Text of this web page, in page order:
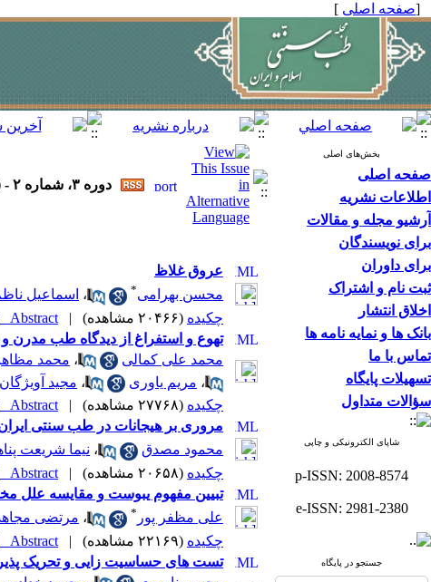
[صفحه اصلی ]
بخش‌های اصلی
صفحه اصلی
اطلاعات نشریه
آرشیو مجله و مقالات
برای نویسندگان
برای داوران
ثبت نام و اشتراک
اخلاق انتشار
بانک ها و نمایه نامه ها
تماس با ما
تسهیلات پایگاه
سؤالات متداول
شاپای الکترونیکی و چاپی
p-ISSN: 2008-8574
e-ISSN: 2981-2380
جستجو در پایگاه
دوره ۳، شماره ۲ - ( تابستان ۱۳۹۱ )
عروق غلاظ
محسن بهرامی* ، اسماعیل
چکیده (۲۰۴۶۶ مشاهده) |
Abstract |
تهوع و استفراغ از دیدگاه طب مدرن و
محمد علی کمالی
، محمد
، مریم یاوری ، مجید آویژگان
چکیده (۲۷۷۶۸ مشاهده) |
Abstract |
مروری بر هیجانات در طب سنتی
محمود مصدق
، نیما شریعت
چکیده (۲۰۶۵۸ مشاهده) |
Abstract |
تبیین مفهوم یبوست و مقایسه علل
علی مظفر پور * ، مرتضی
چکیده (۲۲۱۶۹ مشاهده) |
Abstract |
تست های حساسیت زایی و تحریک